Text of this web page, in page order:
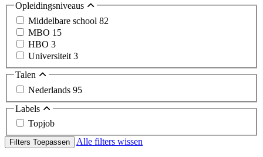
Opleidingsniveaus
Middelbare school 82
MBO 15
HBO 3
Universiteit 3
Talen
Nederlands 95
Labels
Topjob
Filters Toepassen Alle filters wissen